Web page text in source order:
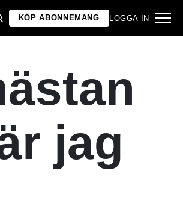
KÖP ABONNEMANG LOGGA IN
jag